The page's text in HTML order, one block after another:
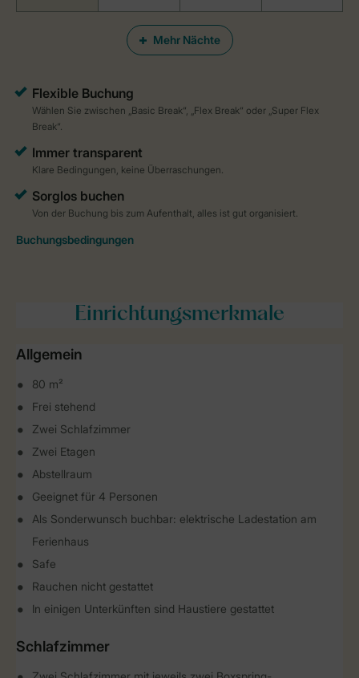
Mehr Nächte
Einrichtungsmerkmale
Allgemein
80 m²
Frei stehend
Zwei Schlafzimmer
Zwei Etagen
Abstellraum
Geeignet für 4 Personen
Als Sonderwunsch buchbar: elektrische Ladestation am
Ferienhaus
Safe
Rauchen nicht gestattet
In einigen Unterkünften sind Haustiere gestattet
Schlafzimmer